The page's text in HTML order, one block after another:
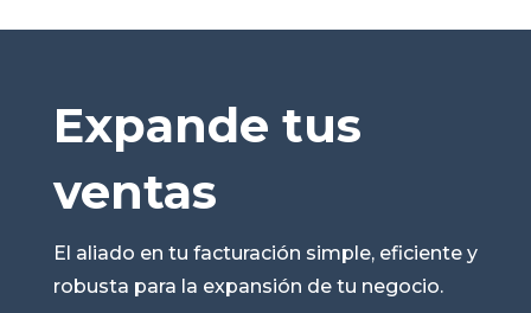
Expande tus
ventas
El aliado en tu facturación simple, eficiente y
robusta para la expansión de tu negocio.